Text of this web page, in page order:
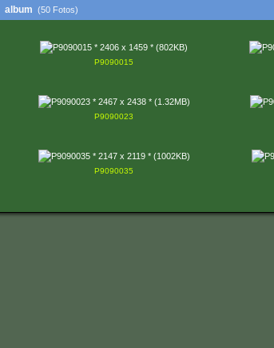
album (50 Fotos)
P9090015
P9090023
P9090035